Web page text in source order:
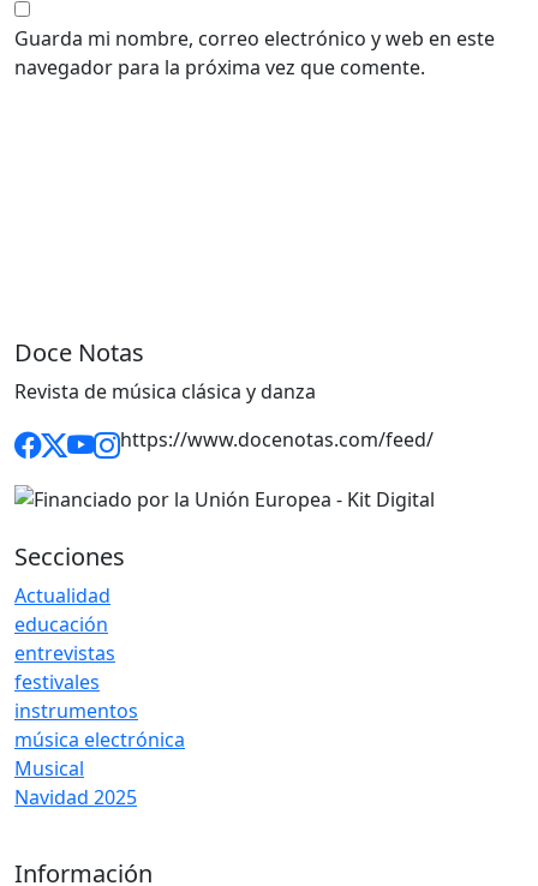
Guarda mi nombre, correo electrónico y web en este
navegador para la próxima vez que comente.
Doce Notas
Revista de música clásica y danza
https://www.docenotas.com/feed/
Secciones
Actualidad
educación
entrevistas
festivales
instrumentos
música electrónica
Musical
Navidad 2025
Información